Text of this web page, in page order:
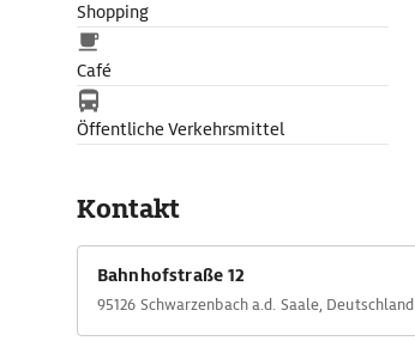
Shopping
Café
Öffentliche Verkehrsmittel
Kontakt
Bahnhofstraße 12
95126 Schwarzenbach a.d. Saale, Deutschland